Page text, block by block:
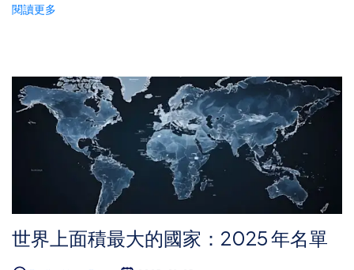
閱讀更多
世界上面積最大的國家：2025 年名單